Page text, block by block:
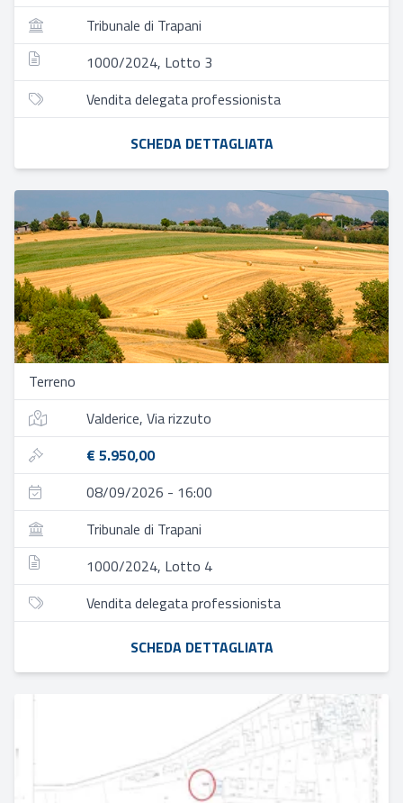
Tribunale di Trapani
1000/2024, Lotto 3
Vendita delegata professionista
SCHEDA DETTAGLIATA
Terreno
Valderice, Via rizzuto
€ 5.950,00
08/09/2026 - 16:00
Tribunale di Trapani
1000/2024, Lotto 4
Vendita delegata professionista
SCHEDA DETTAGLIATA